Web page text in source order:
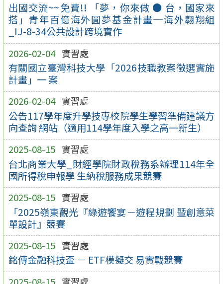
出國交流~~免費!! 「夢，你來做 ● 台，國家來
搭」青年百億海外圓夢基金計畫─海外翱翔組
_IJ-8-34公共設計跨境實作
2026-02-04 實習處
有關國立臺灣科技大學「2026技職教案徵選實施
計畫」一 案
2026-02-04 實習處
公告117學年度升學技專校院學生學習準備建議方
向查詢 網站（適用114學年度入學之高一新生）
2025-08-15 實習處
台北商業大學_財經學院財政稅務系辦理114年全
國所得稅申報學 生納稅服務成果競賽
2025-08-15 實習處
「2025嶺東觀光『綠遊饗宴－遊程規劃 暨創意菜
單設計』競賽
2025-08-15 實習處
銘傳金融科技盃 － ETF模擬交 易實戰競賽
2025-08-15 實習處